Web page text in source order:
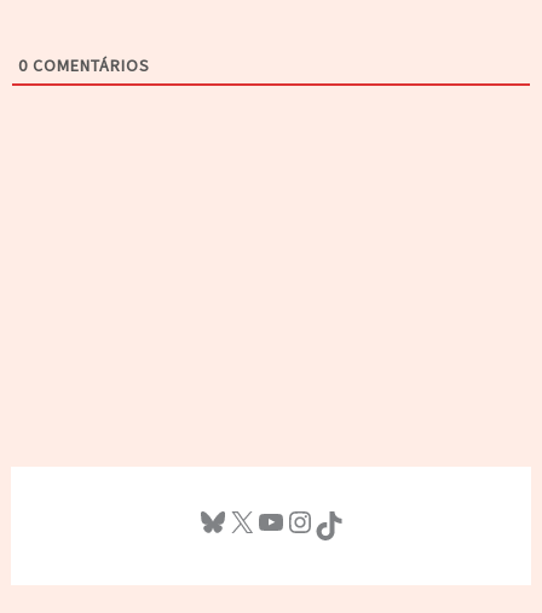
0 COMENTÁRIOS
Bluesky X Youtube InstagramTikTok